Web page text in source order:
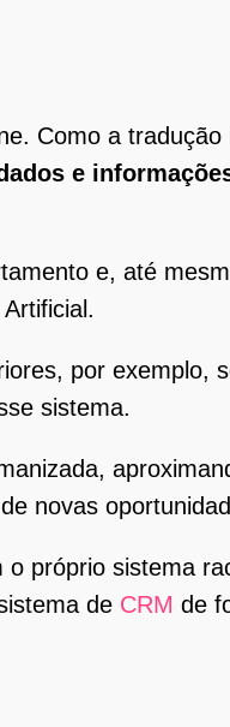
Como a
e
e, até
por exemplo,
sistema.
novas
próprio sistema
de CRM de